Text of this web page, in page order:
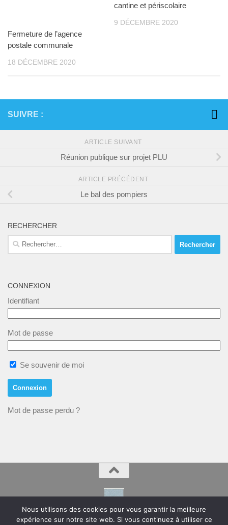
Fermeture de l’agence
postale communale
18 DÉCEMBRE 2020
cantine et périscolaire
9 DÉCEMBRE 2020
SUIVRE :
ARTICLE SUIVANT
Réunion publique sur projet PLU
ARTICLE PRÉCÉDENT
Le bal des pompiers
RECHERCHER
Rechercher :
CONNEXION
Identifiant
Mot de passe
Se souvenir de moi
Mot de passe perdu ?
Nous utilisons des cookies pour vous garantir la meilleure
expérience sur notre site web. Si vous continuez à utiliser ce